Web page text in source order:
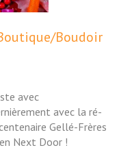
Boudoir
avec
avec la ré-
Gellé-Frères
Next Door !